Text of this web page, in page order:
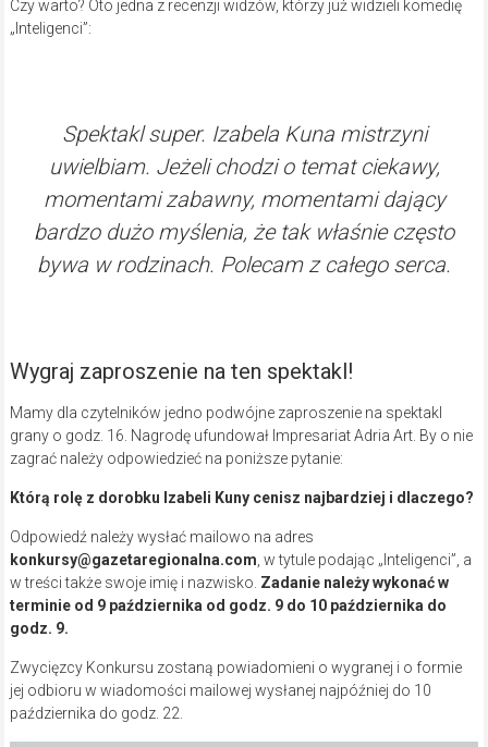
grany o godz. 16. Nagrodę ufundował Impresariat Adria Art. By o nie
zagrać należy odpowiedzieć na poniższe pytanie:
konkursy@gazetaregionalna.com, w tytule podając „Inteligenci”, a
w treści także swoje imię i nazwisko.Zadanie należy wykonać w
terminie od 9 października od godz. 9 do 10 października do
godz. 9.
Zwycięzcy Konkursu zostaną powiadomieni o wygranej i o formie
jej odbioru w wiadomości mailowej wysłanej najpóźniej do 10